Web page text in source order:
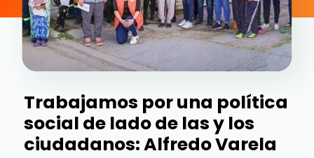
Trabajamos por una política
social de lado de las y los
ciudadanos: Alfredo Varela